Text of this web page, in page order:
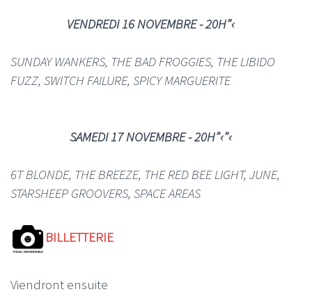
VENDREDI 16 NOVEMBRE - 20H”‹
SUNDAY WANKERS, THE BAD FROGGIES, THE LIBIDO
FUZZ, SWITCH FAILURE, SPICY MARGUERITE
SAMEDI 17 NOVEMBRE - 20H”‹”‹
6T BLONDE, THE BREEZE, THE RED BEE LIGHT, JUNE,
STARSHEEP GROOVERS, SPACE AREAS
BILLETTERIE
Viendront ensuite